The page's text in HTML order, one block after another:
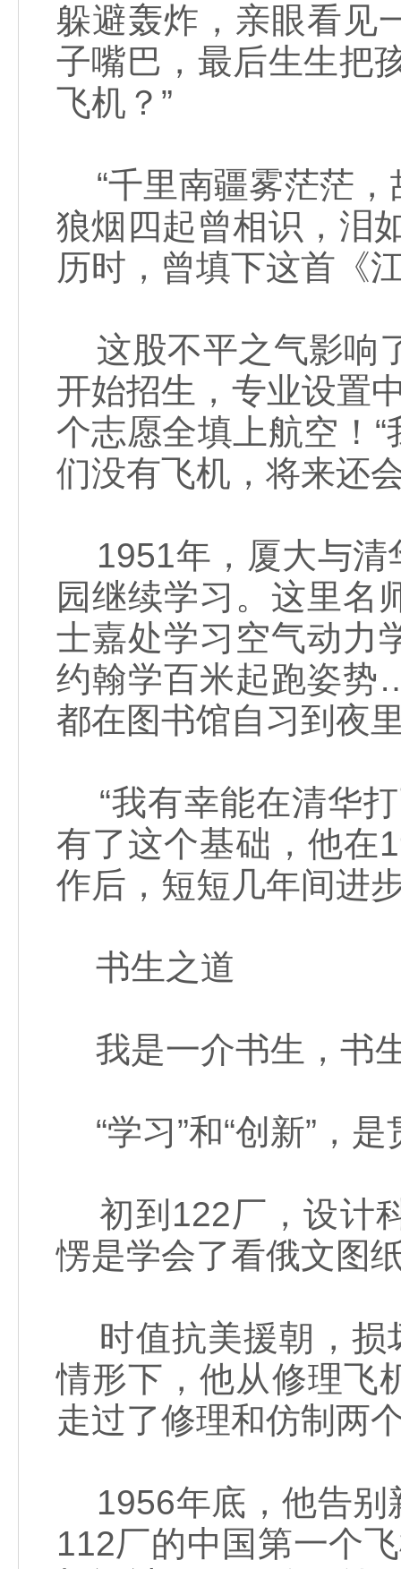
躲避轰炸，亲眼看见
子嘴巴，最后生生把
飞机？”
“千里南疆雾茫茫，
狼烟四起曾相识，泪
历时，曾填下这首《
这股不平之气影响
开始招生，专业设置
个志愿全填上航空！
们没有飞机，将来还
1951年，厦大与清
园继续学习。这里名
士嘉处学习空气动力
约翰学百米起跑姿
都在图书馆自习到夜
“我有幸能在清华打
有了这个基础，他在
作后，短短几年间进
书生之道
我是一介书生，书
“学习”和“创新”，
初到122厂，设计
愣是学会了看俄文图
时值抗美援朝，损
情形下，他从修理飞
走过了修理和仿制两
1956年底，他告别
112厂的中国第一个